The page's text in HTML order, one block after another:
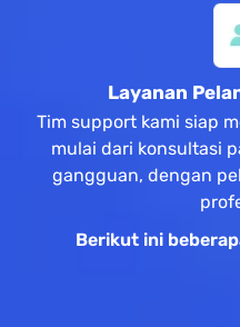
Layanan
Tim support kami siap
mulai dari konsultasi
gangguan, dengan
Berikut ini